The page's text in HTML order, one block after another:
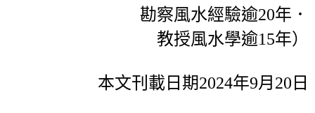
勘察風水經驗逾20年．
教授風水學逾15年）
本文刊載日期2024年9月20日